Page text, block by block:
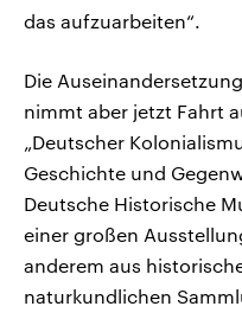
das aufzuarbeiten“.
Die
nimmt aber jetzt Fahrt
„Deutscher
Geschichte und
Deutsche Historische
einer großen
anderem aus
naturkundlichen